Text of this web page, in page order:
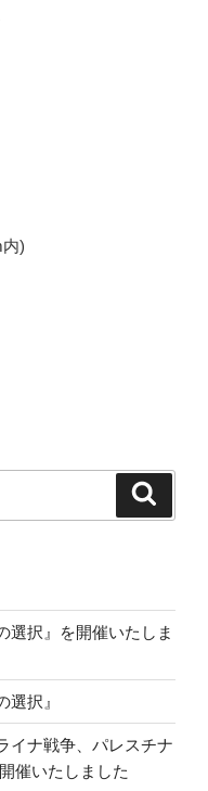
)
選択』を開催いたしま
選択』
イナ戦争、パレスチナ
催いたしました